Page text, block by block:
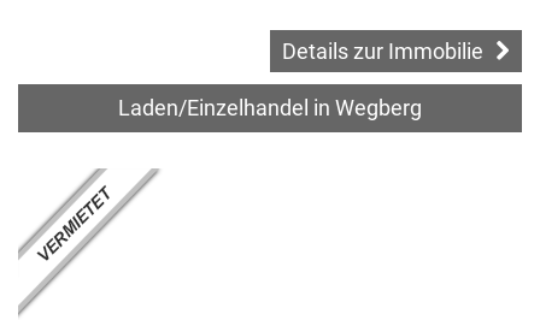
Details zur Immobilie
Laden/Einzelhandel in Wegberg